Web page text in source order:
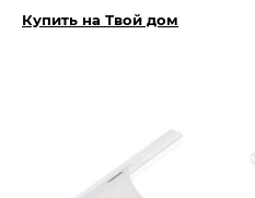
Купить на Твой дом